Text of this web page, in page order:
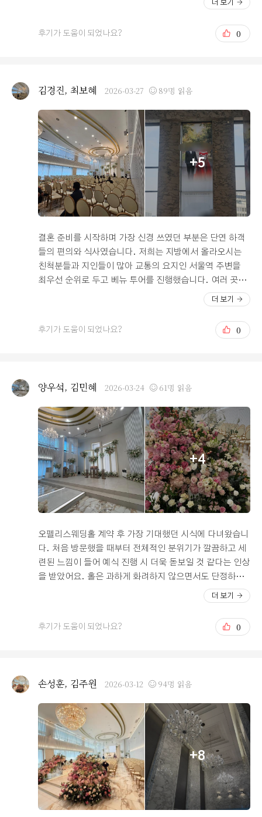
해 주신 실장님도 전문적이면서 친절하게 응대해 주셔서
기분 좋게 계약서 쓰고 왔어요. 당일 계약 혜택도 잘 챙겨
주셔서 큰 고민 없이 결정할 수 있었네요. 이제 큰 산 하나
가 저 대신 꼼꼼하게 현장을 둘러보고 소감을 전해주셨습
시기보다는 현실적인 부분들을 가감 없이 말씀해 주시더라
해 드릴 수 있을 것 같다는 점이 큰 매력으로 다가오셨던 모
양입니다. 음식 역시 전반적으로 정갈하고 퀄리티가 괜찮
다는 평을 주셔서, 입맛이 까다로운 어른들께서도 대접하
는 입장으로서 고개를 끄덕이실 정도였다고 하니 한시름
놓게 되었습니다. 다만 꼼꼼히 살펴보신 만큼 아쉬운 점들
도 분명히 짚어주셨어요. 일단 커피가 연회장 안에 있지 않
고 로비에 따로 비치되어 있어서 식사 동선이 조금 끊길 수
있겠다는 점, 그리고 주차 공간이 기대만큼 넉넉하지 않아
하객분들이 몰릴 경우 혼잡할 수도 있겠다는 우려 섞인 피
을 찾기란 쉽지 않다는 것을 알기에, 저는 가족들의 이 생생
한 후기를 바탕으로 부족한 점들을 미리 준비해 보려 합니
다. 커피 위치나 주차 관련 안내를 하객분들께 정중하고 꼼
꼼하게 미리 전달해 드린다면, 장점인 뷰와 음식이 주는 만
족감이 훨씬 클 것이라고 믿거든요. 직접 보지 못해 생기는
제 사소한 걱정들이 부디 예식 당일에는 기분 좋은 기우가
되길 희망하며, 조만간 실제 예식을 치른 후 더 구체적인 본
식 후기로 돌아오도록 하겠습니다.
더 보기
후기가 도움이 되었나요? 0
김경진, 최보혜 2026-03-27 89명 읽음
+5
결혼 준비를 시작하며 가장 신경 쓰였던 부분은 단연 하객
들의 편의와 식사였습니다. 저희는 지방에서 올라오시는
친척분들과 지인들이 많아 교통의 요지인 서울역 주변을
최우선 순위로 두고 베뉴 투어를 진행했습니다. 여러 곳을
둘러본 끝에 저희가 최종 선택한 이곳은 서울역과 인접해
있어 멀리서 오시는 손님들에게 최적의 접근성을 제공한다
는 점이 큰 장점으로 다가왔습니다. 특히 서울역 인근의 다
른 웨딩홀들과 비교했을 때 합리적인 가격대까지 갖추고
처음 상담을 위해 홀에 들어섰을 때 가장 먼저 눈에 띈 것은
화사하고 밝은 홀의 분위기였습니다. 어두운 호텔식 웨딩
보다는 밝고 따뜻한 느낌의 홀을 선호했는데, 이곳은 채광
이 쏟아지는 화사한 인테리어 덕분에 당일 신랑 신부가 더
욱 돋보일 것 같다는 확신이 들었습니다. 또한 탁 트인 전
망을 갖추고 있어 답답함이 전혀 없었고, 고층에서 내려다
보는 시티뷰는 하객분들에게도 기분 좋은 개방감을 선사할
것 같아 만족스러웠습니다. 무엇보다 이곳을 최종 결정하
게 만든 결정적인 한 방은 바로 '연회장 음식'이었습니다.
우가 많은데, 이곳은 메뉴 하나하나에 정성이 느껴졌습니
다. 특히 다른 웨딩홀에서는 좀처럼 보기 힘든 밤막걸리와
인삼막걸리가 준비되어 있다는 점이 무척 신선했습니다.
어르신들이 좋아하실 만한 진한 도가니탕까지 메뉴에 포함
되어 있어 하객 대접에 부족함이 없겠다는 생각이 들었습
니다. 주류부터 보양식까지 세심하게 신경 쓴 구성을 보니
이곳이 왜 음식 맛있는 예식장으로 유명한지 바로 이해가
되었고, 특히 준비되어 있는 갈비 종류들이 질기지 않고 부
서 직접 걸어오기에는 성인 기준 도보 15분 정도로 다소 거
리가 느껴지는 편입니다. 별도의 셔틀버스가 운행되지 않
기 때문에, 높은 구두를 신은 여성분들이나 무거운 짐이 있
는 손님들의 경우에는 도보 이동이 다소 힘들 것 같다는 생
각이 들었습니다. 하지만 이 정도의 가성비와 훌륭한 식사
퀄리티라면 충분히 선택할 만한 가치가 있다고 생각합니
다. 밝은 분위기 속에서 맛있는 식사를 대접하고 싶은 예비
부부들에게 강력히 추천하고 싶은 곳입니다.
더 보기
후기가 도움이 되었나요? 0
양우석, 김민혜 2026-03-24 61명 읽음
+4
오펠리스웨딩홀 계약 후 가장 기대했던 시식에 다녀왔습니
다. 처음 방문했을 때부터 전체적인 분위기가 깔끔하고 세
련된 느낌이 들어 예식 진행 시 더욱 돋보일 것 같다는 인상
을 받았어요. 홀은 과하게 화려하지 않으면서도 단정하고
고급스러운 분위기를 잘 갖추고 있었고, 조명이나 인테리
어도 사진이 잘 나올 것 같은 환경이라 만족스러웠습니다.
하객 동선 또한 비교적 단순하고 효율적으로 구성되어 있
어 이동 시 불편함이 적을 것 같았고, 로비와 대기 공간도
이 계약을 결정하는 데 큰 영향을 주었습니다. 시식에서는
음식의 맛과 구성, 전반적인 완성도를 집중적으로 확인했
는데 기대 이상으로 만족스러웠습니다. 한식 메뉴는 간이
자극적이지 않고 재료 본연의 맛이 잘 살아 있어 어르신들
도 부담 없이 드실 수 있을 것 같았고, 특히 국물 요리는 깊
고 깔끔한 맛이 인상적이었습니다. 반찬 구성도 조화롭게
잘 이루어져 있었고 전반적으로 정갈한 느낌이 강했습니
다. 양식 메뉴 역시 고기의 익힘 정도가 적절했고 식감이
매우 부드러워 누구나 편하게 즐길 수 있었으며 소스 또한
더 보기
후기가 도움이 되었나요? 0
손성훈, 김주원 2026-03-12 94명 읽음
+8